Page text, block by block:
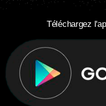
Téléchargez